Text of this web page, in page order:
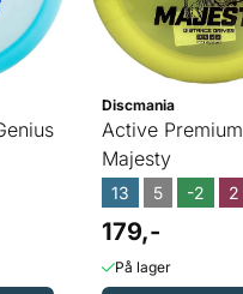
Discmania
Active Premium
Majesty
13 5 -2 2
179,-
På lager